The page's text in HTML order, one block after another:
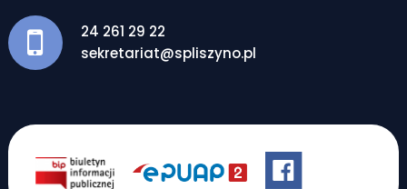
24 261 29 22
sekretariat@spliszyno.pl